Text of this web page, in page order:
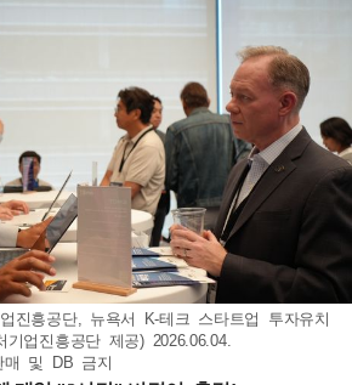
진흥공단, 뉴욕서 K-테크 스타트업 투자유치
기업진흥공단 제공) 2026.06.04.
매 및 DB 금지